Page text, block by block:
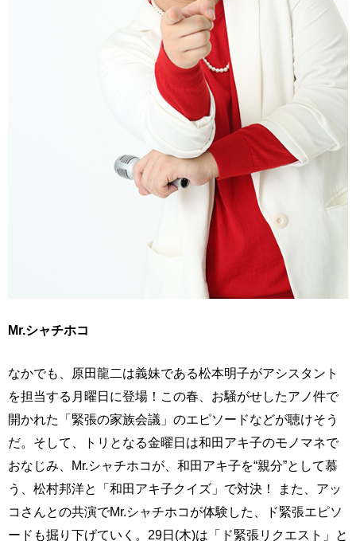
Mr.シャチホコ
なかでも、原田龍二は義妹である松本明子がアシスタント
を担当する月曜日に登場！この春、お騒がせしたアノ件で
開かれた「緊張の家族会議」のエピソードなどが聴けそう
だ。そして、トリとなる金曜日は和田アキ子のモノマネで
おなじみ、Mr.シャチホコが、和田アキ子を“親分”として慕
う、松村邦洋と「和田アキ子クイズ」で対決！ また、アッ
コさんとの共演でMr.シャチホコが体験した、ド緊張エピソ
ードも掘り下げていく。29日(木)は「ド緊張リクエスト」と